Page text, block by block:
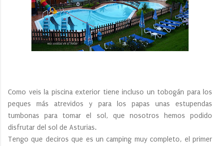
Como veis la piscina exterior tiene incluso un tobogán para los
peques más atrevidos y para los papas unas estupendas
tumbonas para tomar el sol, que nosotros hemos podido
disfrutar del sol de Asturias.
Tengo que deciros que es un camping muy completo, el primer